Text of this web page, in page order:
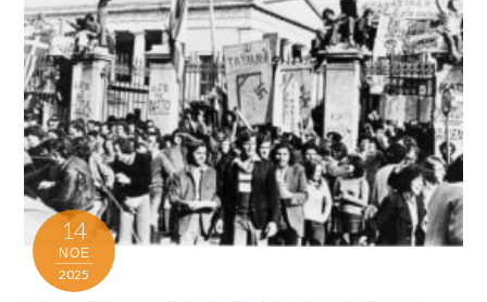
14
ΝΟΈ
2025